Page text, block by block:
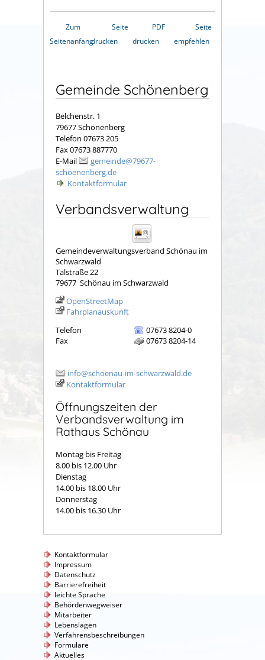
Zum
Seitenanfang
Seite
drucken
PDF
drucken
Seite
empfehlen
Gemeinde Schönenberg
Belchenstr. 1
79677 Schönenberg
Telefon 07673 205
Fax 07673 887770
E-Mail
gemeinde@79677-
schoenenberg.de
Kontaktformular
Verbandsverwaltung
Gemeindeverwaltungsverband Schönau im
Schwarzwald
Talstraße 22
79677 Schönau im Schwarzwald
OpenStreetMap
Fahrplanauskunft
Telefon
07673 8204-0
Fax
07673 8204-14
info@schoenau-im-schwarzwald.de
Kontaktformular
Öffnungszeiten der
Verbandsverwaltung im
Rathaus Schönau
Montag bis Freitag
8.00 bis 12.00 Uhr
Dienstag
14.00 bis 18.00 Uhr
Donnerstag
14.00 bis 16.30 Uhr
Kontaktformular
Impressum
Datenschutz
Barrierefreiheit
leichte Sprache
Behördenwegweiser
Mitarbeiter
Lebenslagen
Verfahrensbeschreibungen
Formulare
Aktuelles